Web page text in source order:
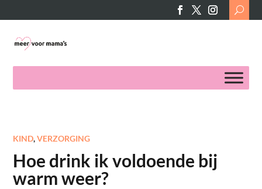
Search
for:
KIND,VERZORGING
Hoe drink ik voldoende bij
warm weer?